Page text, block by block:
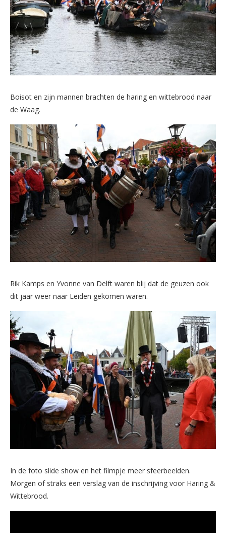
Boisot en zijn mannen brachten de haring en wittebrood naar
de Waag.
Rik Kamps en Yvonne van Delft waren blij dat de geuzen ook
dit jaar weer naar Leiden gekomen waren.
In de foto slide show en het filmpje meer sfeerbeelden.
Morgen of straks een verslag van de inschrijving voor Haring &
Wittebrood.